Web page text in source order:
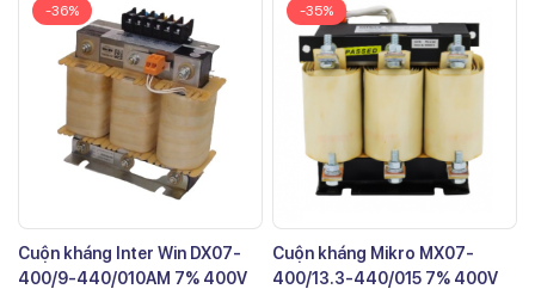
-36%
Cuộn kháng Inter Win DX07-
400/9-440/010AM 7% 400V
-35%
Cuộn kháng Mikro MX07-
400/13.3-440/015 7% 400V